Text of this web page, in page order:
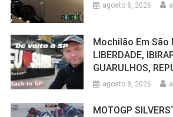
agosto 8, 2026
Mochilão Em São
LIBERDADE,
GUARULHOS,
agosto 8, 2026
MOTOGP